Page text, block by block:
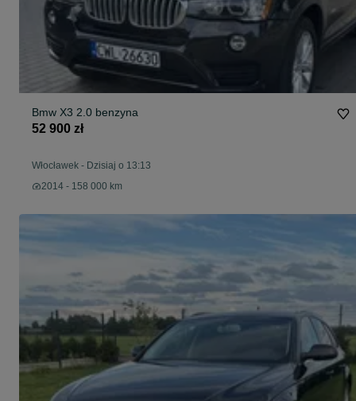
Bmw X3 2.0 benzyna
52 900 zł
Włocławek - Dzisiaj o 13:13
2014 - 158 000 km